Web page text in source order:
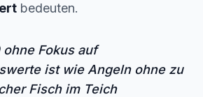
bedeuten.
ohne Fokus auf
ist wie Angeln ohne zu
Fisch im Teich